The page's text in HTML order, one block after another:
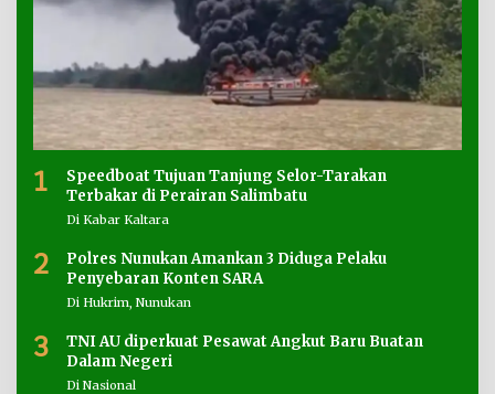
1
Speedboat Tujuan Tanjung Selor-Tarakan
Terbakar di Perairan Salimbatu
Di Kabar Kaltara
2
Polres Nunukan Amankan 3 Diduga Pelaku
Penyebaran Konten SARA
Di Hukrim, Nunukan
3
TNI AU diperkuat Pesawat Angkut Baru Buatan
Dalam Negeri
Di Nasional